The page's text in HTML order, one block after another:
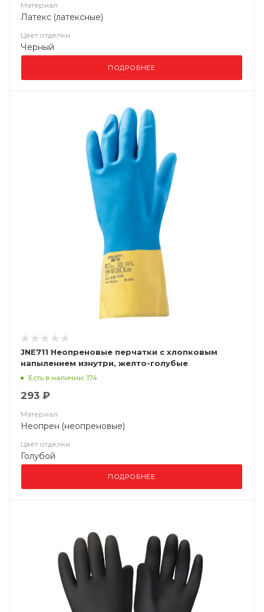
Материал
Латекс (латексные)
Цвет отделки
Черный
ПОДРОБНЕЕ
JNE711 Неопреновые перчатки с хлопковым
напылением изнутри, желто-голубые
Есть в наличии: 174
293 ₽
Материал
Неопрен (неопреновые)
Цвет отделки
Голубой
ПОДРОБНЕЕ